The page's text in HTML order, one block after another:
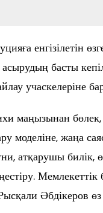
енгізілетін
басты
учаскелеріне
маңызынан
моделіне, жаңа
атқарушы билік,
Мемлекеттік
Әбдікеров өз